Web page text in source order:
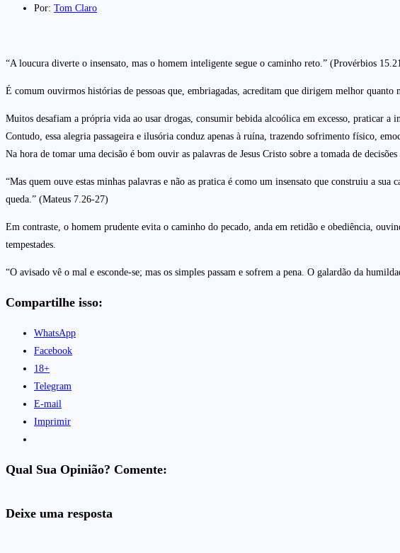
Por: Tom Claro
“A loucura diverte o insensato, mas o homem inteligente segue o caminho reto.” (Provérbios
É comum ouvirmos histórias de pessoas que, embriagadas, acreditam que dirigem melhor
Muitos desafiam a própria vida ao usar drogas, consumir bebida alcoólica em excesso, praticar
Contudo, essa alegria passageira e ilusória conduz apenas à ruína, trazendo sofrimento físico,
Na hora de tomar uma decisão é bom ouvir as palavras de Jesus Cristo sobre a tomada de
“Mas quem ouve estas minhas palavras e não as pratica é como um insensato que construiu a
queda.” (Mateus 7.26-27)
Em contraste, o homem prudente evita o caminho do pecado, anda em retidão e obediência,
tempestades.
“O avisado vê o mal e esconde-se; mas os simples passam e sofrem a pena. O galardão da
Compartilhe isso:
WhatsApp
Facebook
18+
Telegram
E-mail
Imprimir
Qual Sua Opinião? Comente:
Deixe uma resposta